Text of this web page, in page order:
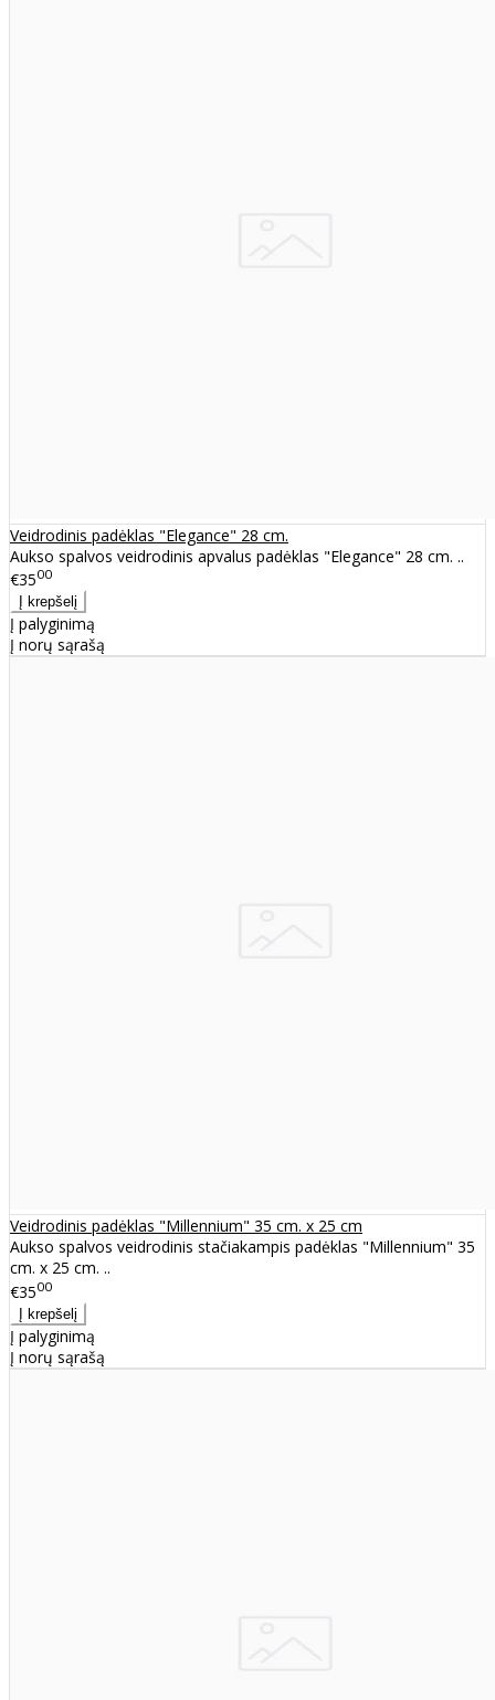
Veidrodinis padėklas "Elegance" 28 cm.
Aukso spalvos veidrodinis apvalus padėklas "Elegance" 28 cm. ..
€3500
Į palyginimą
Į norų sąrašą
Veidrodinis padėklas "Millennium" 35 cm. x 25 cm
Aukso spalvos veidrodinis stačiakampis padėklas "Millennium" 35
cm. x 25 cm. ..
€3500
Į palyginimą
Į norų sąrašą